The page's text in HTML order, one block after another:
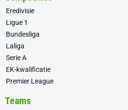
Eredivisie
Ligue 1
Bundesliga
Laliga
Serie A
EK-kwalificatie
Premier League
Teams